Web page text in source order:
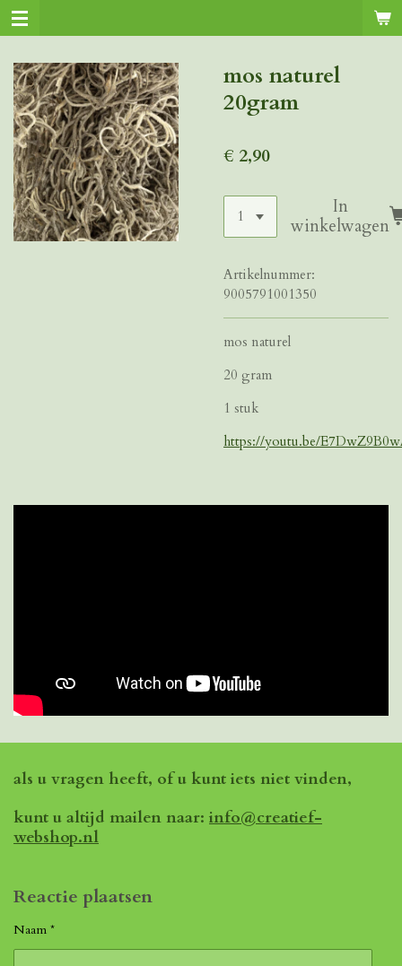
Ga
direct
de
hoofdinhoud
mos naturel
20gram
€ 2,90
In
winkelwagen
Artikelnummer:
9005791001350
mos naturel
20 gram
1 stuk
https://youtu.be/
als u vragen heeft, of u kunt iets niet vinden,
kunt u altijd mailen naar: info@creatief-
webshop.nl
Reactie plaatsen
Naam *